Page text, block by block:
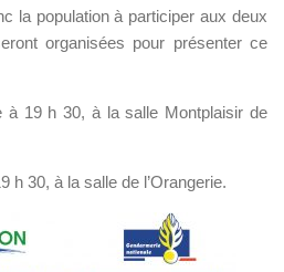
la population à participer aux deux
organisées pour présenter ce
à 19 h 30, à la salle Montplaisir de
h 30, à la salle de l’Orangerie.